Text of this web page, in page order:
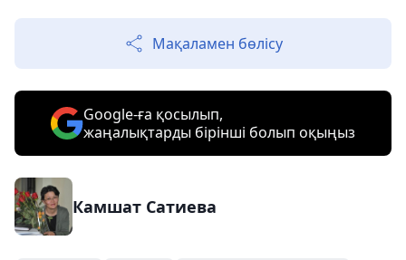
Мақаламен бөлісу
Google-ға қосылып,
жаңалықтарды бірінші болып оқыңыз
Камшат Сатиева